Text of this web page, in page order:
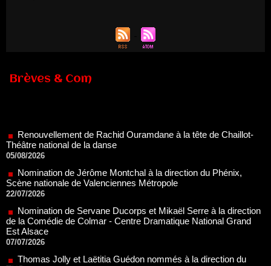
Brèves & Com
05/08/2026
Nomination de Jérôme Montchal à la direction du Phénix,
Scène nationale de Valenciennes Métropole
22/07/2026
Nomination de Servane Ducorps et Mikaël Serre à la direction
de la Comédie de Colmar - Centre Dramatique National Grand
Est Alsace
07/07/2026
Thomas Jolly et Laëtitia Guédon nommés à la direction du
TNP
02/07/2026